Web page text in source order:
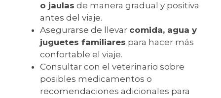
o jaulas de manera gradual y positiva
antes del viaje.
Asegurarse de llevar comida, agua y
juguetes familiares para hacer más
confortable el viaje.
Consultar con el veterinario sobre
posibles medicamentos o
recomendaciones adicionales para